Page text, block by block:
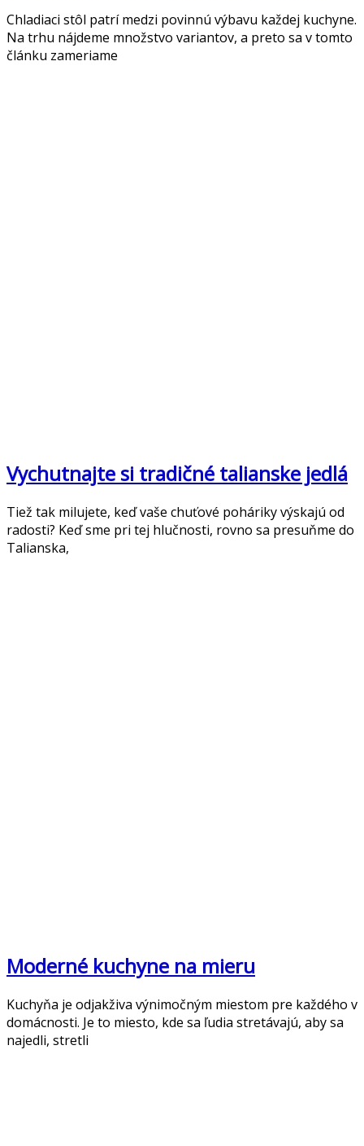
Chladiaci stôl patrí medzi povinnú výbavu každej kuchyne.
Na trhu nájdeme množstvo variantov, a preto sa v tomto
článku zameriame
Vychutnajte si tradičné talianske jedlá
Tiež tak milujete, keď vaše chuťové poháriky výskajú od
radosti? Keď sme pri tej hlučnosti, rovno sa presuňme do
Talianska,
Moderné kuchyne na mieru
Kuchyňa je odjakživa výnimočným miestom pre každého v
domácnosti. Je to miesto, kde sa ľudia stretávajú, aby sa
najedli, stretli